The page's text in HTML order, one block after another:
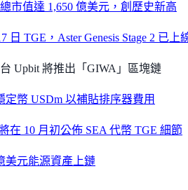
市值達 1,650 億美元，創歷史新高
日 TGE，Aster Genesis Stage 2 已上
Upbit 將推出「GIWA」區塊鏈
定幣 USDm 以補貼排序器費用
在 10 月初公佈 SEA 代幣 TGE 細節
美元能源資產上鏈